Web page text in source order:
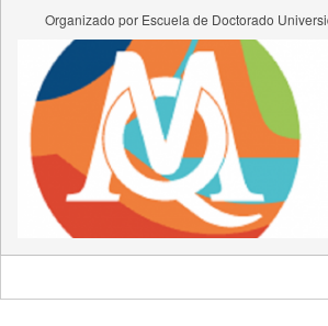
Organizado por Escuela de Doctorado